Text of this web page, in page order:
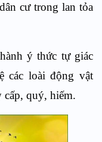
cư trong lan tỏa
ý thức tự giác
các loài động vật
cấp, quý, hiếm.